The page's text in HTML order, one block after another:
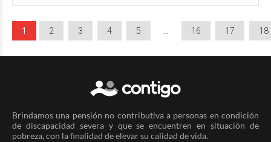
1 2 3 4 5 16 17 18
Brindamos una pensión no contributiva a personas en condición
de discapacidad severa y que se encuentren en situación de
pobreza, con la finalidad de elevar su calidad de vida.